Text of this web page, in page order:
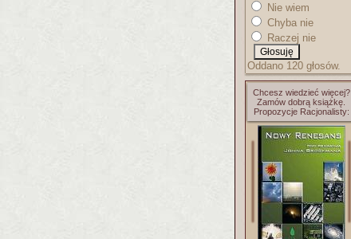
Nie wiem
Chyba nie
Raczej nie
Oddano 120 głosów.
Chcesz wiedzieć więcej?
Zamów dobrą książkę.
Propozycje Racjonalisty: